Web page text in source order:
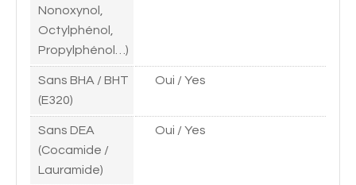
Nonoxynol,
Octylphénol,
Propylphénol…)
Sans BHA / BHT
(E320)
Oui / Yes
Sans DEA
(Cocamide /
Lauramide)
Oui / Yes